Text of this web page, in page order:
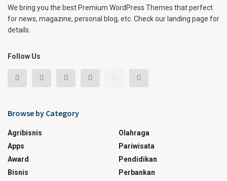
We bring you the best Premium WordPress Themes that perfect
for news, magazine, personal blog, etc. Check our landing page for
details.
Follow Us
Browse by Category
Agribisnis
Apps
Award
Bisnis
Olahraga
Pariwisata
Pendidikan
Perbankan